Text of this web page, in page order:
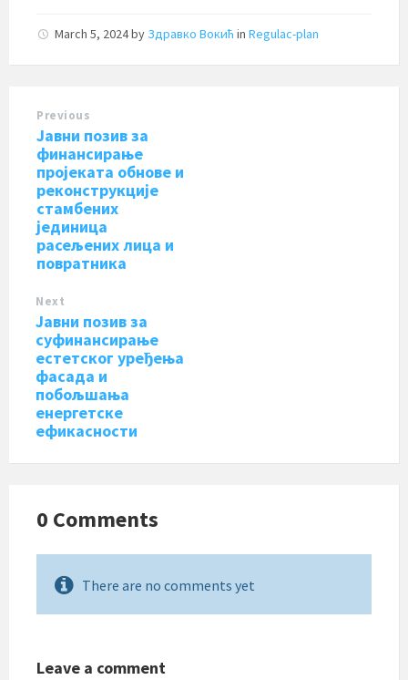
March 5, 2024by Здравко Вокић in Regulac-plan
Previous
Јавни позив за
финансирање
пројеката обнове и
реконструкције
стамбених
јединица
расељених лица и
повратника
Next
Јавни позив за
суфинансирање
естетског уређења
фасада и
побољшања
енергетске
ефикасности
0 Comments
There are no comments yet
Leave a comment